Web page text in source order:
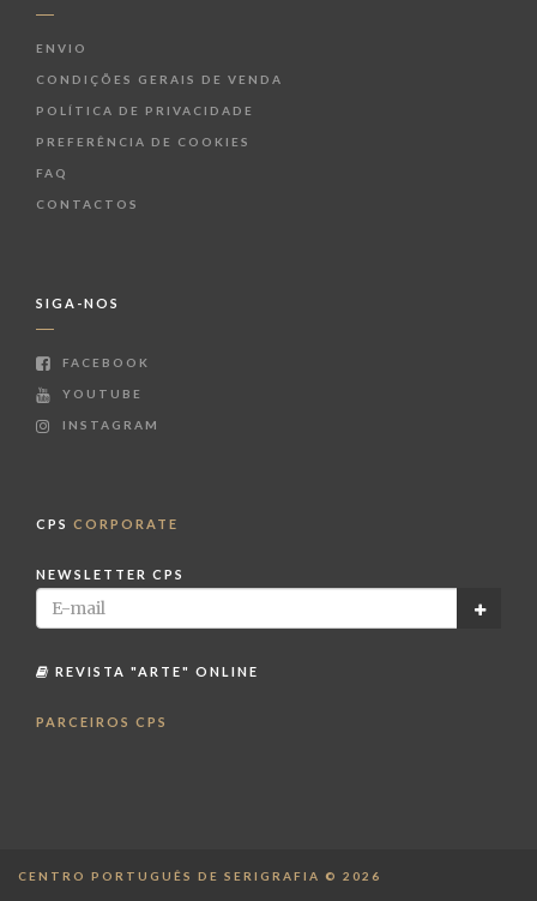
ENVIO
CONDIÇÕES GERAIS DE VENDA
POLÍTICA DE PRIVACIDADE
PREFERÊNCIA DE COOKIES
FAQ
CONTACTOS
SIGA-NOS
FACEBOOK
YOUTUBE
INSTAGRAM
CPS CORPORATE
NEWSLETTER CPS
REVISTA "ARTE" ONLINE
PARCEIROS CPS
CENTRO PORTUGUÊS DE SERIGRAFIA © 2026